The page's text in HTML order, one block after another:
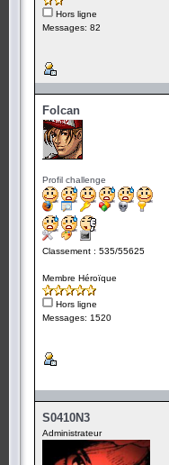
Hors ligne
Messages: 82
Folcan
Profil challenge
Classement : 535/55625
Membre Héroïque
Hors ligne
Messages: 1520
S0410N3
Administrateur